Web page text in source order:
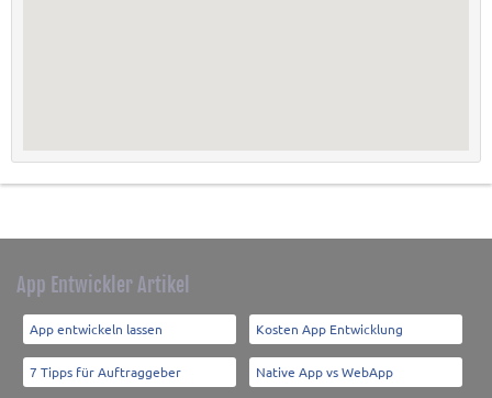
App Entwickler Artikel
App entwickeln lassen Kosten App Entwicklung
7 Tipps für Auftraggeber Native App vs WebApp